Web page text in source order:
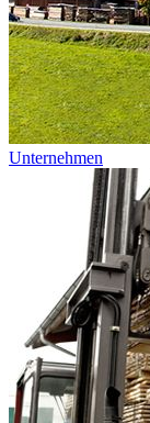
Unternehmen